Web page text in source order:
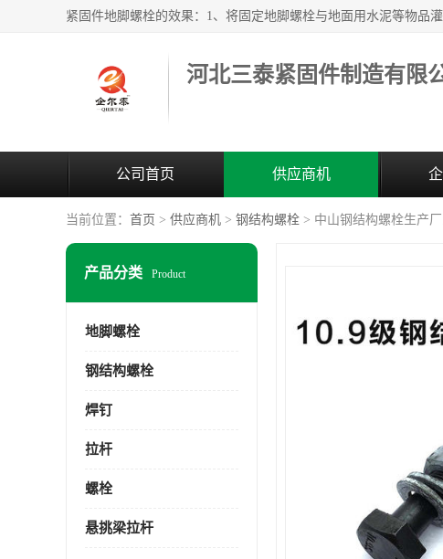
河北三泰紧固件制造有限
公司首页 供应商机
当前位置： 首页 > 供应商机 > 钢结构螺栓 > 中山钢结构螺栓生产
产品分类 Product
地脚螺栓
钢结构螺栓
焊钉
拉杆
螺栓
悬挑梁拉杆